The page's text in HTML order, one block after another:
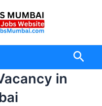
in